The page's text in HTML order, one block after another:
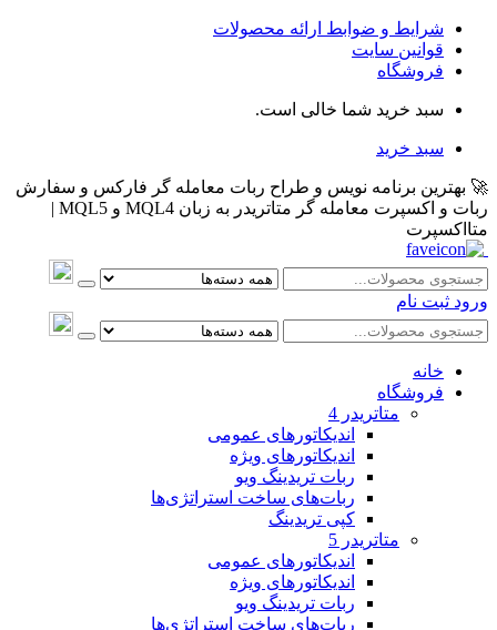
شرایط و ضوابط ارائه محصولات
قوانین سایت
فروشگاه
سبد خرید شما خالی است.
سبد خرید
🚀 بهترین برنامه نویس و طراح ربات معامله گر فارکس و سفارش
ربات و اکسپرت معامله گر متاتریدر به زبان MQL4 و MQL5 |
متااکسپرت
ورود ثبت نام
خانه
فروشگاه
متاتريدر 4
اندیکاتورهای عمومی
اندیکاتورهای ویژه
ربات تریدینگ ویو
ربات‌های ساخت استراتژی‌ها
کپی تریدینگ
متاتريدر 5
اندیکاتورهای عمومی
اندیکاتورهای ویژه
ربات تریدینگ ویو
ربات‌های ساخت استراتژی‌ها